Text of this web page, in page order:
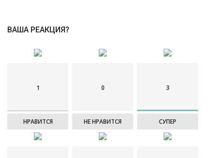
ВАША РЕАКЦИЯ?
1
НРАВИТСЯ
0
НЕ НРАВИТСЯ
3
СУПЕР